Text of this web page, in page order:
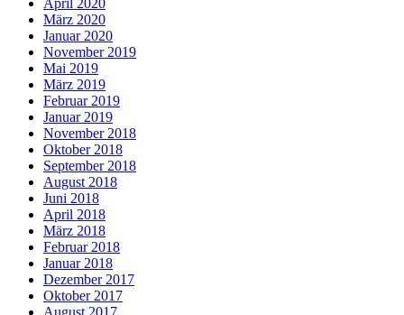
April 2020
März 2020
Januar 2020
November 2019
Mai 2019
März 2019
Februar 2019
Januar 2019
November 2018
Oktober 2018
September 2018
August 2018
Juni 2018
April 2018
März 2018
Februar 2018
Januar 2018
Dezember 2017
Oktober 2017